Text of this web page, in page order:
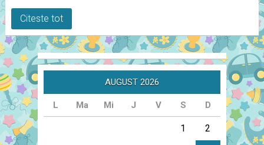
Citeste tot
AUGUST 2026
L Ma Mi J V S D
1 2